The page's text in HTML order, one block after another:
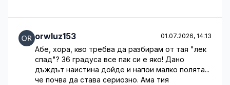
orwluz153 01.07.2026, 14:13
Абе, хора, кво требва да разбирам от тая "лек
спад"? 36 градуса все пак си е яко! Дано
дъждът наистина дойде и напои малко полята...
че почва да става сериозно. Ама тия